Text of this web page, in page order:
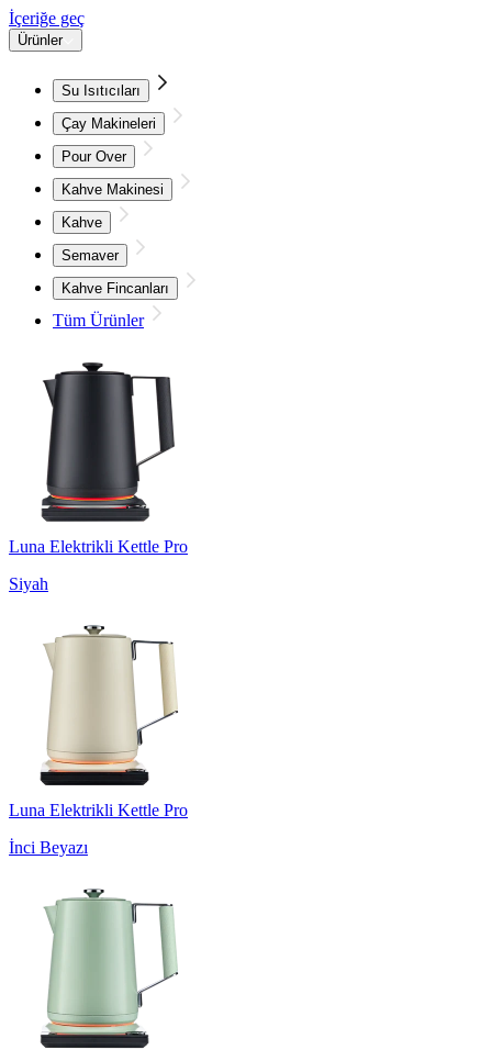
İçeriğe geç
Ürünler
Su Isıtıcıları
Çay Makineleri
Pour Over
Kahve Makinesi
Kahve
Semaver
Kahve Fincanları
Tüm Ürünler
Luna Elektrikli Kettle Pro
Siyah
Luna Elektrikli Kettle Pro
İnci Beyazı